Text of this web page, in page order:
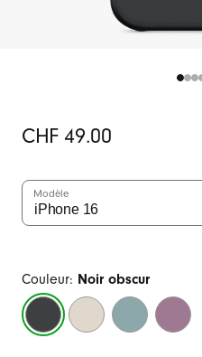
Prix
CHF 49.00
Modèle
Couleur: Noir obscur
Noir
obscur
Pierre
de
Bleu
tempête
Violet
vespéral